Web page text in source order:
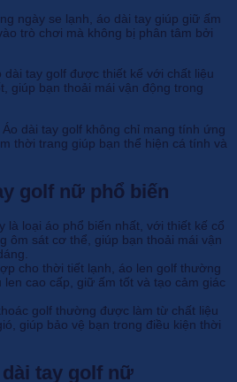
ngày se lạnh, áo dài tay giúp giữ ấm
trò chơi mà không bị phân tâm bởi
dài tay golf được thiết kế với chất liệu
giúp bạn thoải mái vận động trong
Áo dài tay golf không chỉ mang tính ứng
thời trang giúp bạn thể hiện cá tính và
golf nữ phổ biến
là loại áo phổ biến nhất, với thiết kế cổ
ôm sát cơ thể, giúp bạn thoải mái vận
cho thời tiết lạnh, áo len golf thường
cao cấp, giữ ấm tốt và tạo cảm giác
golf thường được làm từ chất liệu
giúp bảo vệ bạn trong điều kiện thời
tay golf nữ